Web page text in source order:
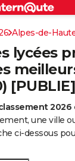
S'inscrire
Alpes-de-
lycées
[PUBLIE]
une ville
ci-dessous